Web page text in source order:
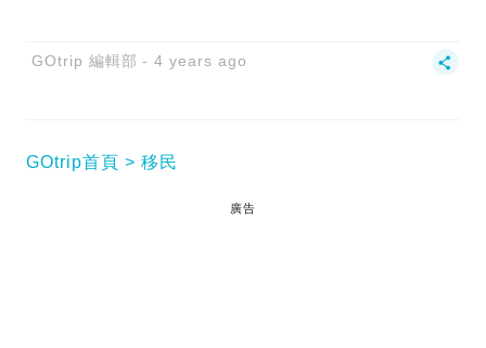
GOtrip 編輯部 4 years ago
GOtrip首頁 移民
廣告